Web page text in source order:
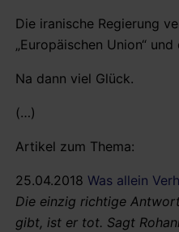
Die iranische Regierung
„Europäischen Union“
Na dann viel Glück.
(…)
Artikel zum Thema:
25.04.2018 Was allein
Die einzig richtige
gibt, ist er tot. Sagt